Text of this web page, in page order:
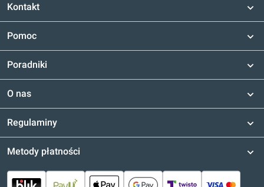
Kontakt
Pomoc
Poradniki
O nas
Regulaminy
Metody płatności